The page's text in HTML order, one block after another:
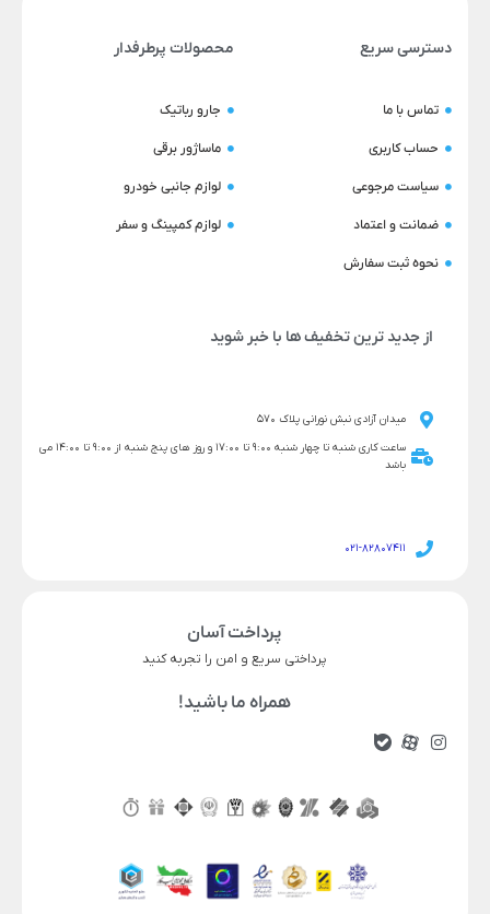
قیمت محصول
25,966,000
11,599,000
دسترسی سریع
تماس با ما
حساب کاربری
سیاست مرجوعی
ضمانت و اعتماد
نحوه ثبت سفارش
محصولات پرطرفدار
جارو رباتیک
ماساژور برقی
لوازم جانبی خودرو
لوازم کمپینگ و سفر
از جدید ترین تخفیف ها با خبر شوید
میدان آزادی نبش نورانی پلاک 570
ساعت کاری شنبه تا چهار شنبه 9:00 تا 17:00 و روز های پنج شنبه از 9:00 تا 14:00 می
باشد
021-82807411
پرداخت آسان
پرداختی سریع و امن را تجربه کنید
همراه ما باشید!